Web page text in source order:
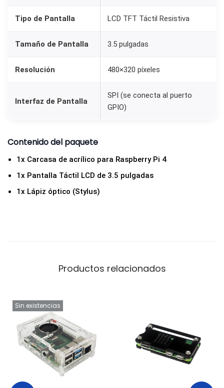
Tipo de Pantalla LCD TFT Táctil Resistiva
Tamaño de Pantalla 3.5 pulgadas
Resolución 480×320 píxeles
Interfaz de Pantalla
SPI (se conecta al puerto
GPIO)
Contenido del paquete
1x Carcasa de acrílico para Raspberry Pi 4
1x Pantalla Táctil LCD de 3.5 pulgadas
1x Lápiz óptico (Stylus)
Productos relacionados
Sin existencias